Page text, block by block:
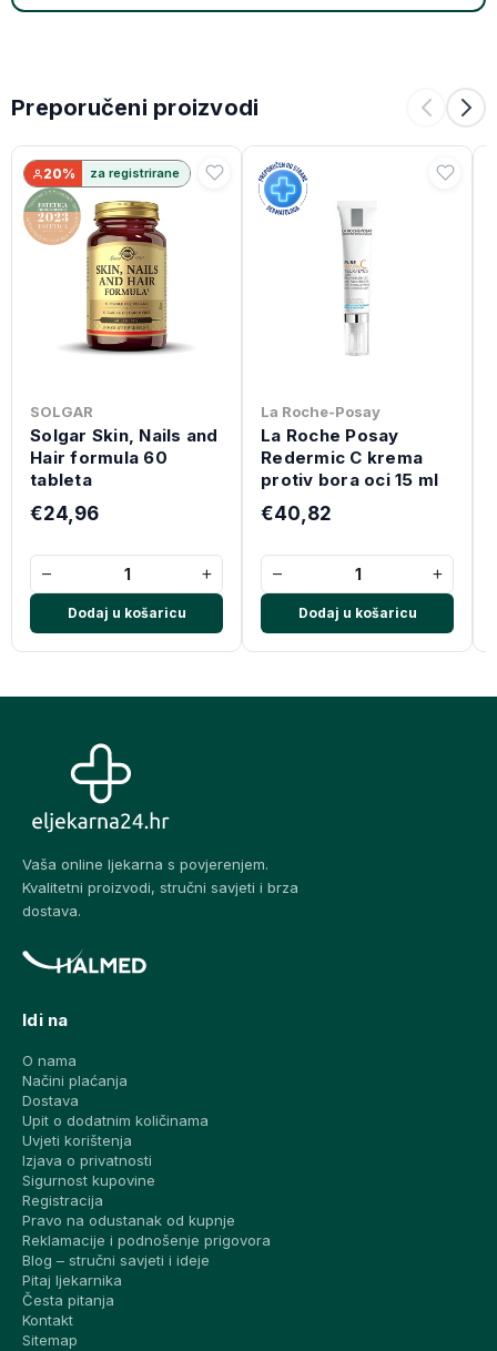
Preporučeni proizvodi
20% za registrirane
SOLGAR
Solgar Skin, Nails and
Hair formula 60
tableta
€24,96
− +
Dodaj u košaricu
La Roche-Posay
La Roche Posay
Redermic C krema
protiv bora oci 15 ml
€40,82
− +
Dodaj u košaricu
Vaša online ljekarna s povjerenjem.
Kvalitetni proizvodi, stručni savjeti i brza
dostava.
Idi na
O nama
Načini plaćanja
Dostava
Upit o dodatnim količinama
Uvjeti korištenja
Izjava o privatnosti
Sigurnost kupovine
Registracija
Pravo na odustanak od kupnje
Reklamacije i podnošenje prigovora
Blog – stručni savjeti i ideje
Pitaj ljekarnika
Česta pitanja
Kontakt
Sitemap